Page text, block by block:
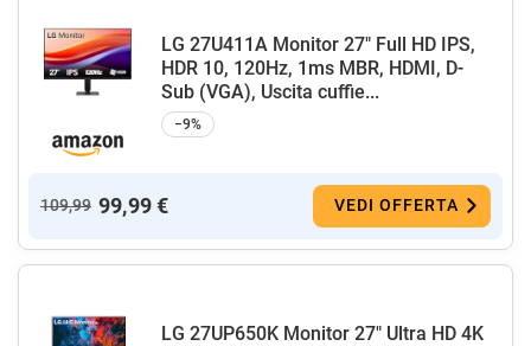
LG 27U411A Monitor 27" Full HD IPS,
HDR 10, 120Hz, 1ms MBR, HDMI, D-
Sub (VGA), Uscita cuffie...
−9%
109,99 99,99 € VEDI OFFERTA
LG 27UP650K Monitor 27" Ultra HD 4K